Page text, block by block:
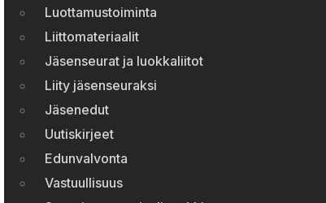
Luottamustoiminta
Liittomateriaalit
Jäsenseurat ja luokkaliitot
Liity jäsenseuraksi
Jäsenedut
Uutiskirjeet
Edunvalvonta
Vastuullisuus